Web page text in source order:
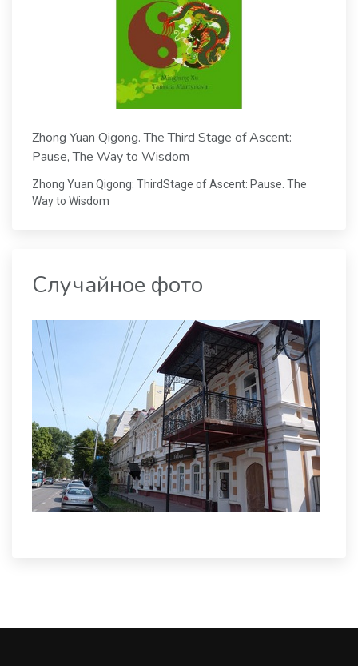
Zhong Yuan Qigong. The Third Stage of Ascent:
Pause, The Way to Wisdom
Zhong Yuan Qigong: ThirdStage of Ascent: Pause. The
Way to Wisdom
Случайное фото